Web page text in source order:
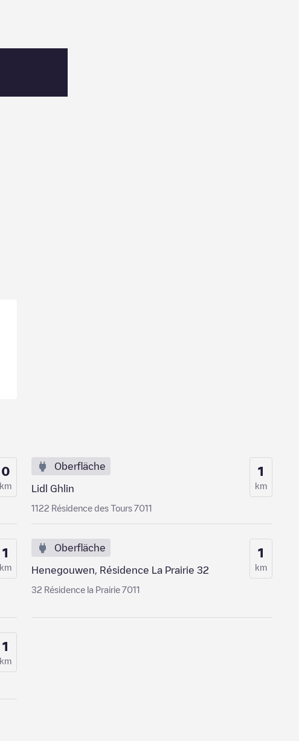
0
km
Oberfläche
Lidl Ghlin
1122 Résidence des Tours 7011
1
km
1
km
Oberfläche
Henegouwen, Résidence La Prairie 32
32 Résidence la Prairie 7011
1
km
1
km